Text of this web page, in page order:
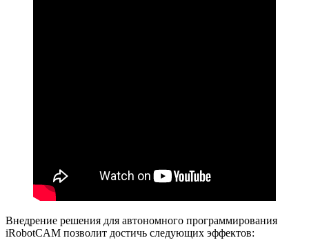
Внедрение решения для автономного программирования
iRobotCAM позволит достичь следующих эффектов: